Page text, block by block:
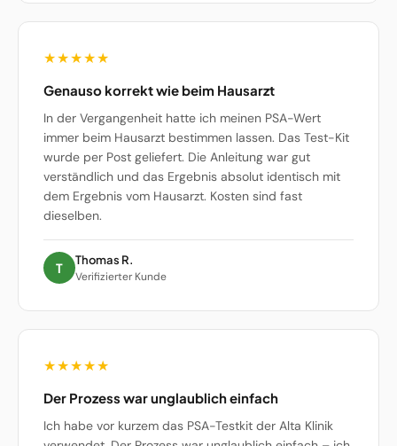
★★★★★
Genauso korrekt wie beim Hausarzt
In der Vergangenheit hatte ich meinen PSA-Wert
immer beim Hausarzt bestimmen lassen. Das Test-Kit
wurde per Post geliefert. Die Anleitung war gut
verständlich und das Ergebnis absolut identisch mit
dem Ergebnis vom Hausarzt. Kosten sind fast
dieselben.
T
Thomas R.
Verifizierter Kunde
★★★★★
Der Prozess war unglaublich einfach
Ich habe vor kurzem das PSA-Testkit der Alta Klinik